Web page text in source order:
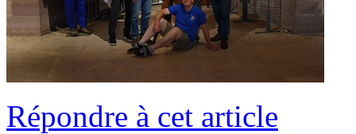
Répondre à cet article